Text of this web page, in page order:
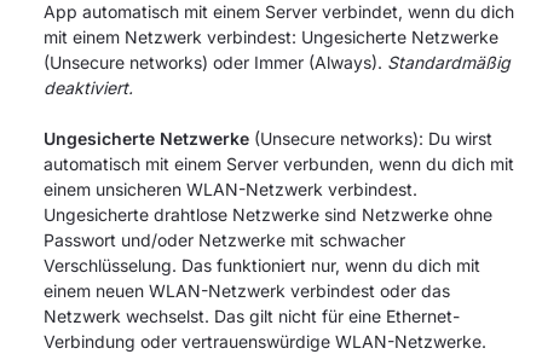
App automatisch mit einem Server verbindet, wenn du dich
mit einem Netzwerk verbindest: Ungesicherte Netzwerke
(Unsecure networks) oder Immer (Always). Standardmäßig
deaktiviert.
Ungesicherte Netzwerke (Unsecure networks): Du wirst
automatisch mit einem Server verbunden, wenn du dich mit
einem unsicheren WLAN-Netzwerk verbindest.
Ungesicherte drahtlose Netzwerke sind Netzwerke ohne
Passwort und/oder Netzwerke mit schwacher
Verschlüsselung. Das funktioniert nur, wenn du dich mit
einem neuen WLAN-Netzwerk verbindest oder das
Netzwerk wechselst. Das gilt nicht für eine Ethernet-
Verbindung oder vertrauenswürdige WLAN-Netzwerke.